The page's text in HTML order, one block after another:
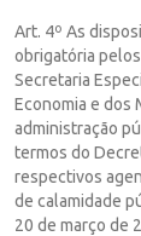
Art. 4º As
obrigatória
Secretaria
Economia e dos
administração
termos do
respectivos
de calamidade
20 de março de